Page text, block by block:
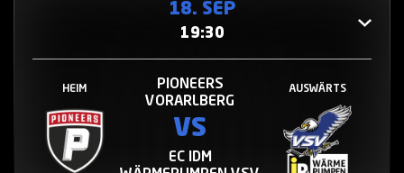
18. SEP
19:30
HEIM
PIONEERS
VORARLBERG
VS
EC IDM
AUSWÄRTS